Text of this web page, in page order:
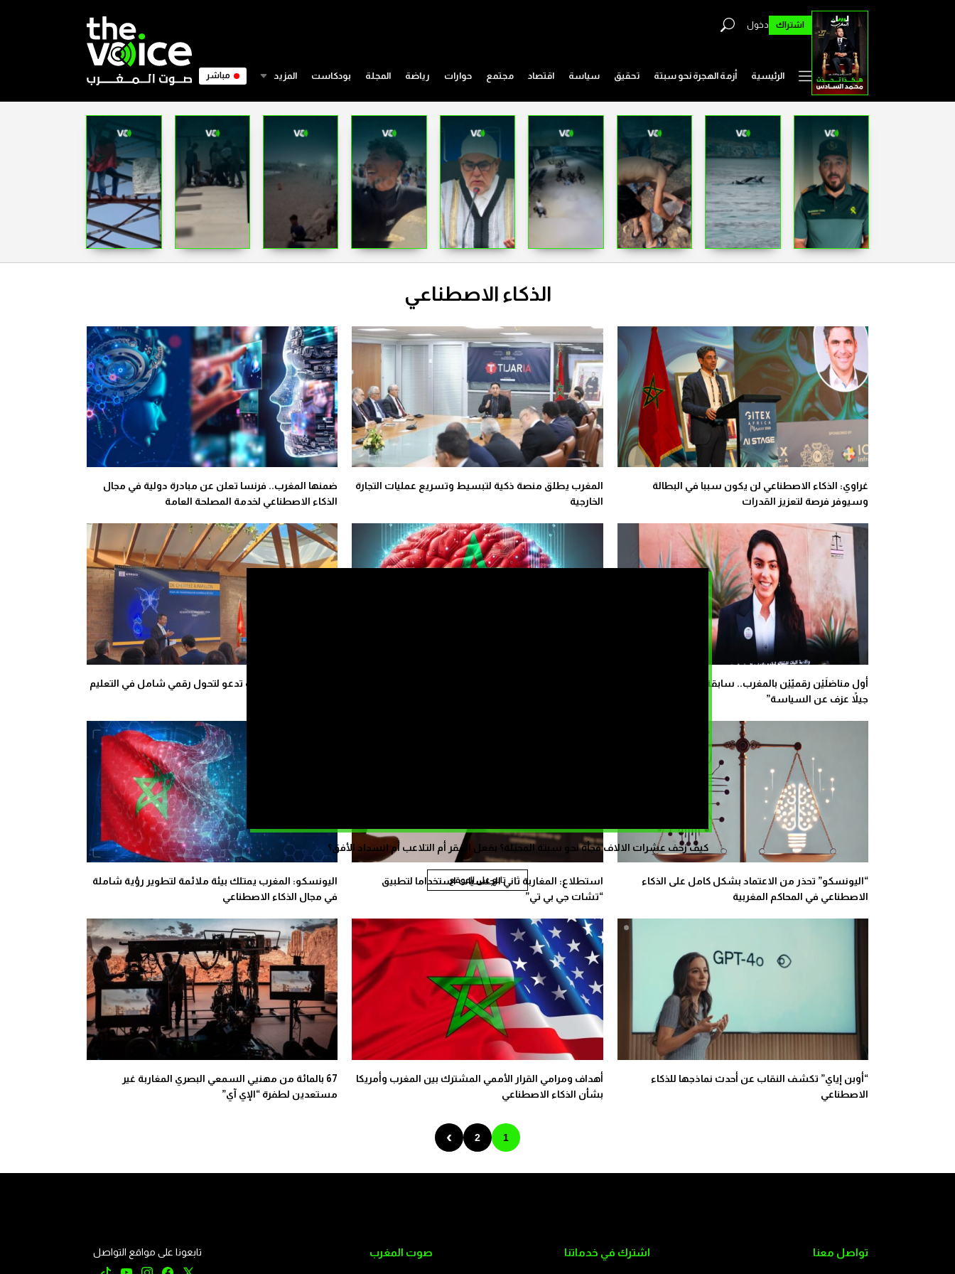
اشتراك دخول
الرئيسية أزمة الهجرة نحو سبتة تحقيق سياسة اقتصاد مجتمع حوارات رياضة المجلة بودكاست المزيد مباشر
كيف زحف عشرات الالاف فجأة نحو سبتة المحتلة؟ بفعل الفقر أم التلاعب أم انسداد الأفق؟
تابع على الموقع
الذكاء الاصطناعي
غراوي: الذكاء الاصطناعي لن يكون سببا في البطالة
وسيوفر فرصة لتعزيز القدرات
المغرب يطلق منصة ذكية لتبسيط وتسريع عمليات التجارة
الخارجية
ضمنها المغرب.. فرنسا تعلن عن مبادرة دولية في مجال
الذكاء الاصطناعي لخدمة المصلحة العامة
أول مناضلَيْن رقميّيْن بالمغرب.. سابقة حزبية “تستهدف
جيلاً عزف عن السياسة”
من الرباط.. اليونسكو تدعو لتحول رقمي شامل في التعليم
“اليونسكو” تحذر من الاعتماد بشكل كامل على الذكاء
الاصطناعي في المحاكم المغربية
استطلاع: المغاربة ثاني الجنسيات استخداما لتطبيق
“تشات جي بي تي”
اليونسكو: المغرب يمتلك بيئة ملائمة لتطوير رؤية شاملة
في مجال الذكاء الاصطناعي
“أوبن إياي” تكشف النقاب عن أحدث نماذجها للذكاء
الاصطناعي
أهداف ومرامي القرار الأممي المشترك بين المغرب وأمريكا
بشأن الذكاء الاصطناعي
67 بالمائة من مهنيي السمعي البصري المغاربة غير
مستعدين لطفرة “الإي آي”
1
2
›
تواصل معنا اشترك في خدماتنا صوت المغرب تابعونا على مواقع التواصل